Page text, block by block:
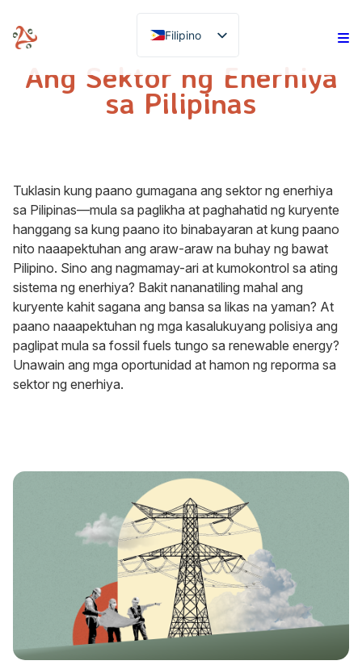
Re
Filipino
Ang Sektor ng Enerhiya
sa Pilipinas
Tuklasin kung paano gumagana ang sektor ng enerhiya
sa Pilipinas—mula sa paglikha at paghahatid ng kuryente
hanggang sa kung paano ito binabayaran at kung paano
nito naaapektuhan ang araw-araw na buhay ng bawat
Pilipino. Sino ang nagmamay-ari at kumokontrol sa ating
sistema ng enerhiya? Bakit nananatiling mahal ang
kuryente kahit sagana ang bansa sa likas na yaman? At
paano naaapektuhan ng mga kasalukuyang polisiya ang
paglipat mula sa fossil fuels tungo sa renewable energy?
Unawain ang mga oportunidad at hamon ng reporma sa
sektor ng enerhiya.